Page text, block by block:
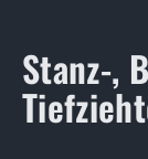
Stanz-,